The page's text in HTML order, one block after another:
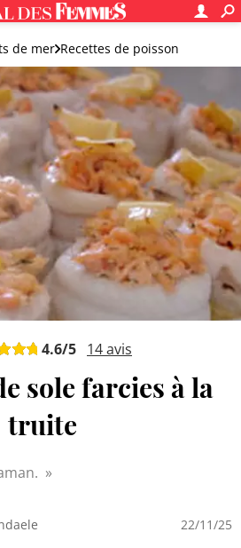
de mer Recettes de poisson
sole original
4.6/5 14avis
sole farcies à la
truite
22/11/25